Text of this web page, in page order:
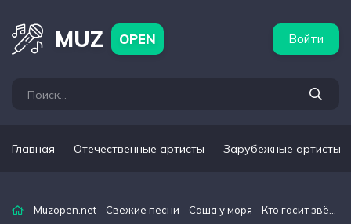
MUZ OPEN Войти
Главная Отечественные артисты Зарубежные артисты
Muzopen.net - Свежие песни - Саша у моря - Кто гасит звёзды
артисты Популярные подборки